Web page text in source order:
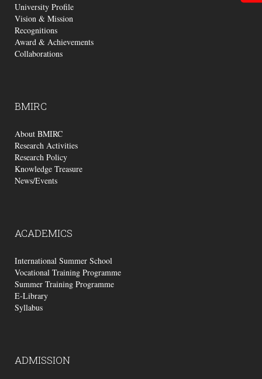
University Profile
Vision & Mission
Recognitions
Award & Achievements
Collaborations
BMIRC
About BMIRC
Research Activities
Research Policy
Knowledge Treasure
News/Events
ACADEMICS
International Summer School
Vocational Training Programme
Summer Training Programme
E-Library
Syllabus
ADMISSION